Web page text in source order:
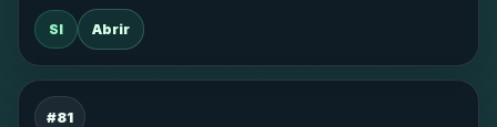
SI Abrir
#81